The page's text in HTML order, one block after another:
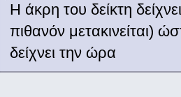
Η άκρη του δείκτη
πιθανόν μετακινείται)
δείχνει την ώρα